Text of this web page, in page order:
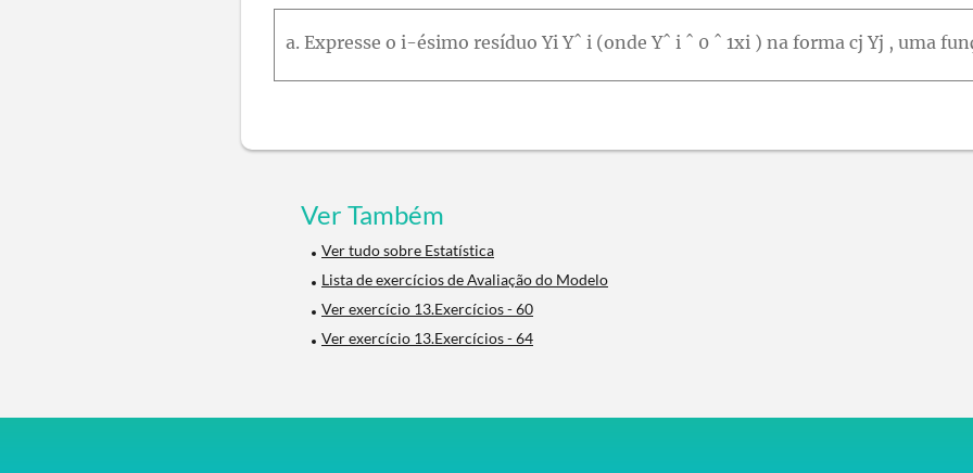
Ver Também
Ver tudo sobre Estatística
Lista de exercícios de Avaliação do Modelo
Ver exercício 13.Exercícios - 60
Ver exercício 13.Exercícios - 64